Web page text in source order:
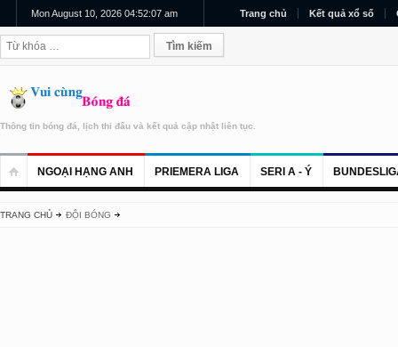
Mon August 10, 2026 04:52:07 am Trang chủ Kết quả xổ số
Thông tin bóng đá, lịch thi đấu và kết quả cập nhật liên tục.
NGOẠI HẠNG ANH PRIEMERA LIGA SERI A - Ý
TRANG CHỦ ĐỘI BÓNG